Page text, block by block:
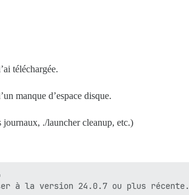
téléchargée.
manque d’espace disque.
journaux, ./launcher cleanup, etc.)
à la version 24.0.7 ou plus récente.